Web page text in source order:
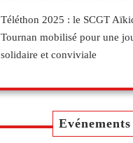
Téléthon 2025 : le SCGT
Tournan mobilisé pour une
solidaire et conviviale
Evénements